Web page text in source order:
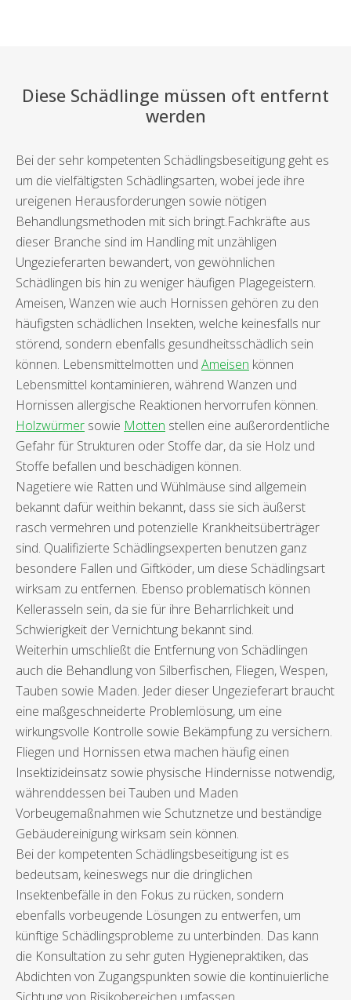
Diese Schädlinge müssen oft entfernt
werden
Bei der sehr kompetenten Schädlingsbeseitigung geht es
um die vielfältigsten Schädlingsarten, wobei jede ihre
ureigenen Herausforderungen sowie nötigen
Behandlungsmethoden mit sich bringt.Fachkräfte aus
dieser Branche sind im Handling mit unzähligen
Ungezieferarten bewandert, von gewöhnlichen
Schädlingen bis hin zu weniger häufigen Plagegeistern.
Ameisen, Wanzen wie auch Hornissen gehören zu den
häufigsten schädlichen Insekten, welche keinesfalls nur
störend, sondern ebenfalls gesundheitsschädlich sein
können. Lebensmittelmotten und Ameisen können
Lebensmittel kontaminieren, während Wanzen und
Hornissen allergische Reaktionen hervorrufen können.
Holzwürmer sowie Motten stellen eine außerordentliche
Gefahr für Strukturen oder Stoffe dar, da sie Holz und
Stoffe befallen und beschädigen können.
Nagetiere wie Ratten und Wühlmäuse sind allgemein
bekannt dafür weithin bekannt, dass sie sich äußerst
rasch vermehren und potenzielle Krankheitsüberträger
sind. Qualifizierte Schädlingsexperten benutzen ganz
besondere Fallen und Giftköder, um diese Schädlingsart
wirksam zu entfernen. Ebenso problematisch können
Kellerasseln sein, da sie für ihre Beharrlichkeit und
Schwierigkeit der Vernichtung bekannt sind.
Weiterhin umschließt die Entfernung von Schädlingen
auch die Behandlung von Silberfischen, Fliegen, Wespen,
Tauben sowie Maden. Jeder dieser Ungezieferart braucht
eine maßgeschneiderte Problemlösung, um eine
wirkungsvolle Kontrolle sowie Bekämpfung zu versichern.
Fliegen und Hornissen etwa machen häufig einen
Insektizideinsatz sowie physische Hindernisse notwendig,
währenddessen bei Tauben und Maden
Vorbeugemaßnahmen wie Schutznetze und beständige
Gebäudereinigung wirksam sein können.
Bei der kompetenten Schädlingsbeseitigung ist es
bedeutsam, keineswegs nur die dringlichen
Insektenbefälle in den Fokus zu rücken, sondern
ebenfalls vorbeugende Lösungen zu entwerfen, um
künftige Schädlingsprobleme zu unterbinden. Das kann
die Konsultation zu sehr guten Hygienepraktiken, das
Abdichten von Zugangspunkten sowie die kontinuierliche